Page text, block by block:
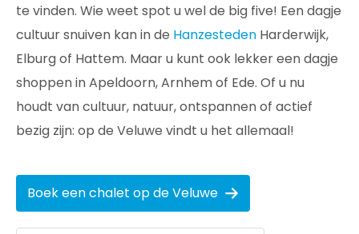
te vinden. Wie weet spot u wel de big five! Een dagje
cultuur snuiven kan in de Hanzesteden Harderwijk,
Elburg of Hattem. Maar u kunt ook lekker een dagje
shoppen in Apeldoorn, Arnhem of Ede. Of u nu
houdt van cultuur, natuur, ontspannen of actief
bezig zijn: op de Veluwe vindt u het allemaal!
Boek een chalet op de Veluwe